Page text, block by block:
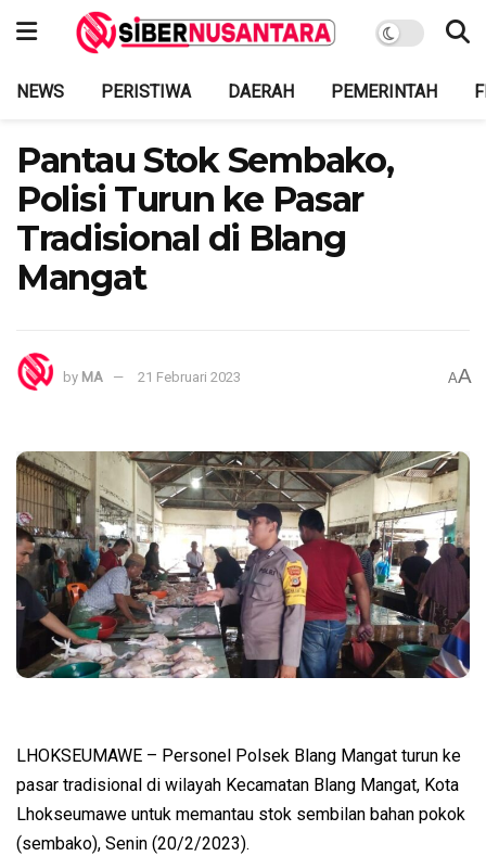
NEWS PERISTIWA DAERAH PEMERINTAH
Pantau Stok Sembako,
Polisi Turun ke Pasar
Tradisional di Blang
Mangat
by MA 21 Februari 2023 AA
LHOKSEUMAWE – Personel Polsek Blang Mangat turun ke
pasar tradisional di wilayah Kecamatan Blang Mangat, Kota
Lhokseumawe untuk memantau stok sembilan bahan pokok
(sembako), Senin (20/2/2023).